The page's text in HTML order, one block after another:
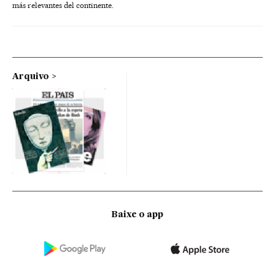
más relevantes del continente.
Arquivo
Baixe o app